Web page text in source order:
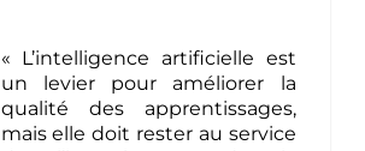
« L’intelligence artificielle est
un levier pour améliorer la
qualité des apprentissages,
mais elle doit rester au service